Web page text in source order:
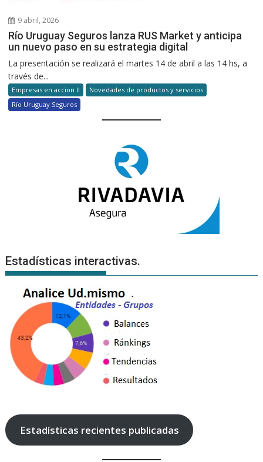
9 abril, 2026
Río Uruguay Seguros lanza RUS Market y anticipa
un nuevo paso en su estrategia digital
La presentación se realizará el martes 14 de abril a las 14 hs, a
través de...
Empresas en accion II
Novedades de productos y servicios
Río Uruguay Seguros
Estadísticas interactivas.
Estadísticas recientes publicadas